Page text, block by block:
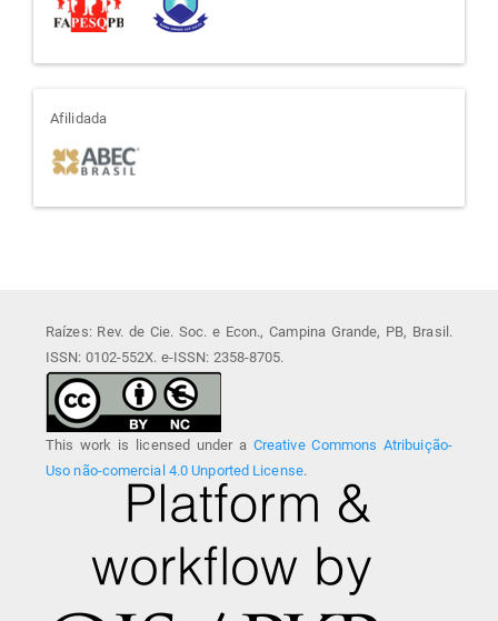
afiliada
Afilidada
Raízes: Rev. de Cie. Soc. e Econ., Campina Grande, PB, Brasil.
ISSN: 0102-552X. e-ISSN: 2358-8705.
This work is licensed under a Creative Commons Atribuição-
Uso não-comercial 4.0 Unported License.